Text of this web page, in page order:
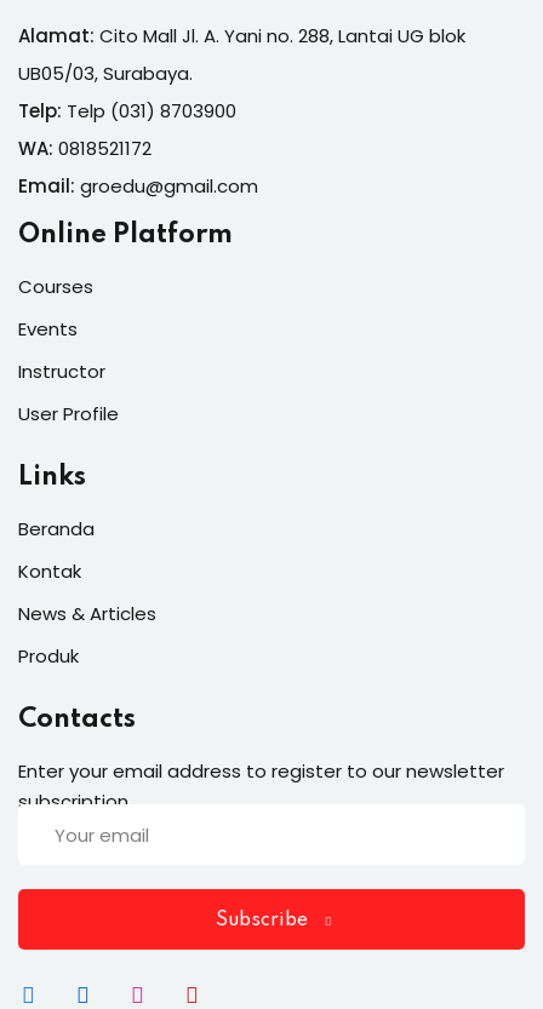
Alamat: Cito Mall Jl. A. Yani no. 288, Lantai UG blok
UB05/03, Surabaya.
Telp: Telp (031) 8703900
WA: 0818521172
Email: groedu@gmail.com
Online Platform
Courses
Events
Instructor
User Profile
Links
Beranda
Kontak
News & Articles
Produk
Contacts
Enter your email address to register to our newsletter
subscription
Subscribe